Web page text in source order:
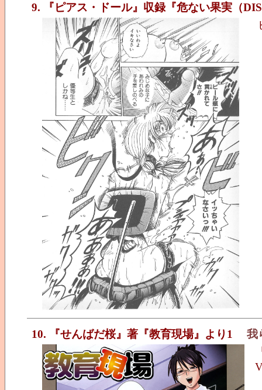
9. 『ピアス・ドール』収録『危ない果実（
10. 『せんばだ桜』著『教育現場』より1
我